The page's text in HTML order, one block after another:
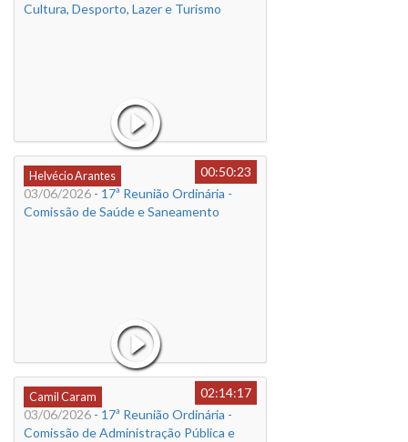
Cultura, Desporto, Lazer e Turismo
Helvécio Arantes
00:50:23
03/06/2026 - 17ª Reunião Ordinária -
Comissão de Saúde e Saneamento
Camil Caram
02:14:17
03/06/2026 - 17ª Reunião Ordinária -
Comissão de Administração Pública e